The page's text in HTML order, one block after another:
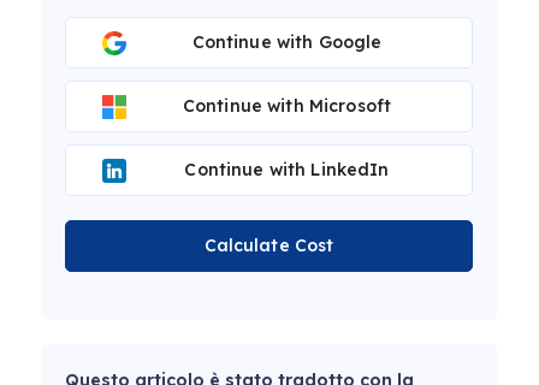
Continue with Google
Continue with Microsoft
Continue with LinkedIn
Calculate Cost
Questo articolo è stato tradotto con la